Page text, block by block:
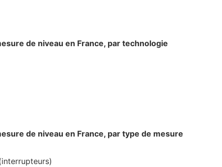
de niveau en France, par technologie
de niveau en France, par type de mesure